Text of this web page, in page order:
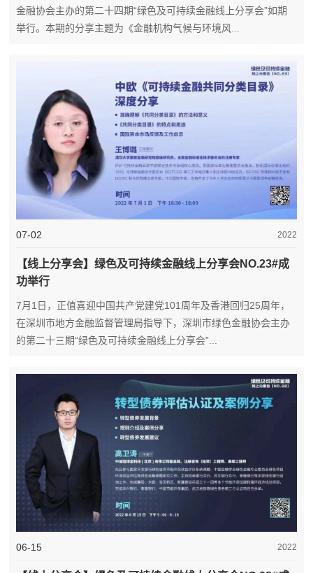
金融协会主办的第二十四期“绿色及可持续金融线上分享会”如期
举行。本期的分享主题为《金融机构气候与环境风...
07-02 2022
【线上分享会】绿色及可持续金融线上分享会NO.23#成
功举行
7月1日，正值喜迎中国共产党建党101周年及香港回归25周年，
在深圳市地方金融监督管理局指导下，深圳市绿色金融协会主办
的第二十三期“绿色及可持续金融线上分享会”...
06-15 2022